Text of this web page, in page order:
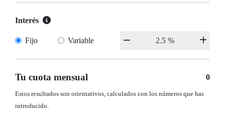
Interés
Fijo Variable
Tu cuota mensual 0
Estos resultados son orientativos, calculados con los números que has
introducido.